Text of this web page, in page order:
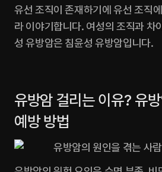
유선 조직이 존재하기에 유선 조직
라 이야기합니다. 여성의 조직과 차
성 유방암은 침윤성 유방암입니다.
유방암 걸리는 이유? 유
예방 방법